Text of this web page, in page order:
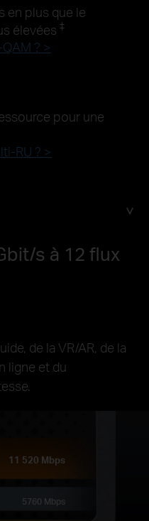
en plus que le
élevées ‡
? >
pour une
RU ? >
s à 12 flux
de la VR/AR, de la
ligne et du
11 520 Mbps
5760 Mbps